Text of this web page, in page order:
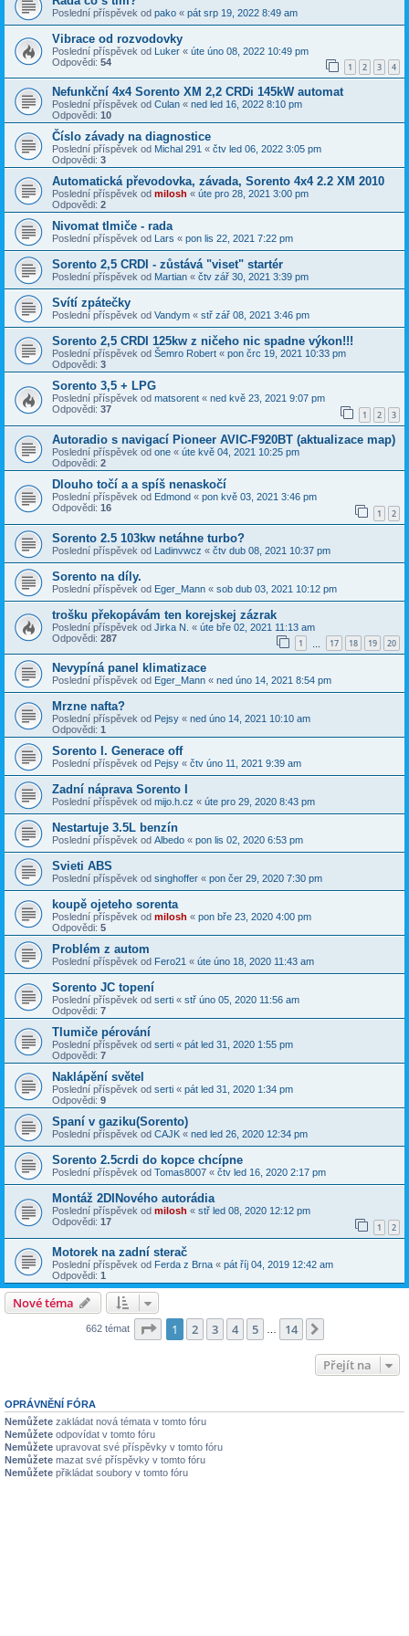
Poslední příspěvek od pako « pát srp 19, 2022 8:49 am
Vibrace od rozvodovky
Poslední příspěvek od Luker « úte úno 08, 2022 10:49 pm
Odpovědi: 54 1 2 3 4
Nefunkční 4x4 Sorento XM 2,2 CRDi 145kW automat
Poslední příspěvek od Culan « ned led 16, 2022 8:10 pm
Odpovědi: 10
Číslo závady na diagnostice
Poslední příspěvek od Michal 291 « čtv led 06, 2022 3:05 pm
Odpovědi: 3
Automatická převodovka, závada, Sorento 4x4 2.2 XM 2010
Poslední příspěvek od milosh « úte pro 28, 2021 3:00 pm
Odpovědi: 2
Nivomat tlmiče - rada
Poslední příspěvek od Lars « pon lis 22, 2021 7:22 pm
Sorento 2,5 CRDI - zůstává "viset" startér
Poslední příspěvek od Martian « čtv zář 30, 2021 3:39 pm
Svítí zpátečky
Poslední příspěvek od Vandym « stř zář 08, 2021 3:46 pm
Sorento 2,5 CRDI 125kw z ničeho nic spadne výkon!!!
Poslední příspěvek od Šemro Robert « pon črc 19, 2021 10:33 pm
Odpovědi: 3
Sorento 3,5 + LPG
Poslední příspěvek od matsorent « ned kvě 23, 2021 9:07 pm
Odpovědi: 37 1 2 3
Autoradio s navigací Pioneer AVIC-F920BT (aktualizace map)
Poslední příspěvek od one « úte kvě 04, 2021 10:25 pm
Odpovědi: 2
Dlouho točí a a spíš nenaskočí
Poslední příspěvek od Edmond « pon kvě 03, 2021 3:46 pm
Odpovědi: 16 1 2
Sorento 2.5 103kw netáhne turbo?
Poslední příspěvek od Ladinvwcz « čtv dub 08, 2021 10:37 pm
Sorento na díly.
Poslední příspěvek od Eger_Mann « sob dub 03, 2021 10:12 pm
trošku překopávám ten korejskej zázrak
Poslední příspěvek od Jirka N. « úte bře 02, 2021 11:13 am
Odpovědi: 287 1 17 18 19 20
Nevypíná panel klimatizace
Poslední příspěvek od Eger_Mann « ned úno 14, 2021 8:54 pm
Mrzne nafta?
Poslední příspěvek od Pejsy « ned úno 14, 2021 10:10 am
Odpovědi: 1
Sorento I. Generace off
Poslední příspěvek od Pejsy « čtv úno 11, 2021 9:39 am
Zadní náprava Sorento I
Poslední příspěvek od mijo.h.cz « úte pro 29, 2020 8:43 pm
Nestartuje 3.5L benzín
Poslední příspěvek od Albedo « pon lis 02, 2020 6:53 pm
Svieti ABS
Poslední příspěvek od singhoffer « pon čer 29, 2020 7:30 pm
koupě ojeteho sorenta
Poslední příspěvek od milosh « pon bře 23, 2020 4:00 pm
Odpovědi: 5
Problém z autom
Poslední příspěvek od Fero21 « úte úno 18, 2020 11:43 am
Sorento JC topení
Poslední příspěvek od serti « stř úno 05, 2020 11:56 am
Odpovědi: 7
Tlumiče pérování
Poslední příspěvek od serti « pát led 31, 2020 1:55 pm
Odpovědi: 7
Naklápění světel
Poslední příspěvek od serti « pát led 31, 2020 1:34 pm
Odpovědi: 9
Spaní v gaziku(Sorento)
Poslední příspěvek od CAJK « ned led 26, 2020 12:34 pm
Sorento 2.5crdi do kopce chcípne
Poslední příspěvek od Tomas8007 « čtv led 16, 2020 2:17 pm
Montáž 2DINového autorádia
Poslední příspěvek od milosh « stř led 08, 2020 12:12 pm
Odpovědi: 17 1 2
Motorek na zadní sterač
Poslední příspěvek od Ferda z Brna « pát říj 04, 2019 12:42 am
Odpovědi: 1
Nové téma
662 témat Stránka z 14
1 2 3 4 5 14
Přejít na
OPRÁVNĚNÍ FÓRA
Nemůžete zakládat nová témata v tomto fóru
Nemůžete odpovídat v tomto fóru
Nemůžete upravovat své příspěvky v tomto fóru
Nemůžete mazat své příspěvky v tomto fóru
Nemůžete přikládat soubory v tomto fóru